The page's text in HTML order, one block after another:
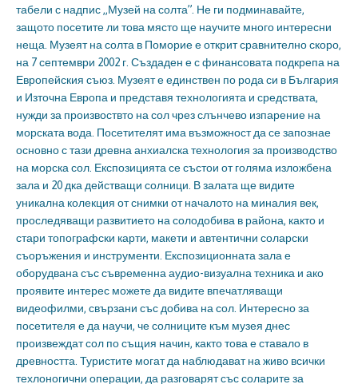
табели с надпис „Музей на солта”. Не ги подминавайте,
защото посетите ли това място ще научите много интересни
неща. Музеят на солта в Поморие е открит сравнително скоро,
на 7 септември 2002 г. Създаден е с финансовата подкрепа на
Европейския съюз. Музеят е единствен по рода си в България
и Източна Европа и представя технологията и средствата,
нужди за произвоствто на сол чрез слънчево изпарение на
морската вода. Посетителят има възможност да се запознае
основно с тази древна анхиалска технология за производство
на морска сол. Експозицията се състои от голяма изложбена
зала и 20 дка действащи солници. В залата ще видите
уникална колекция от снимки от началото на миналия век,
проследяващи развитието на солодобива в района, както и
стари топографски карти, макети и автентични соларски
съоръжения и инструменти. Експозиционната зала е
оборудвана със съвременна аудио-визуална техника и ако
проявите интерес можете да видите впечатляващи
видеофилми, свързани със добива на сол. Интересно за
посетителя е да научи, че солниците към музея днес
произвеждат сол по същия начин, както това е ставало в
древността. Туристите могат да наблюдават на живо всички
техлоногични операции, да разговарят със соларите за